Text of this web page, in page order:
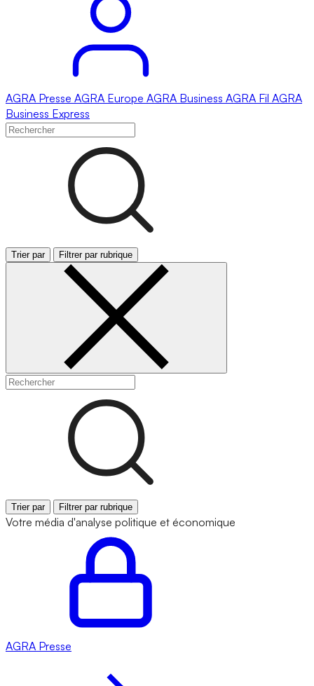
AGRA Presse AGRA Europe AGRA Business AGRA Fil AGRA
Business Express
Trier par Filtrer par rubrique
Trier par Filtrer par rubrique
Votre média d'analyse politique et économique
AGRA Presse